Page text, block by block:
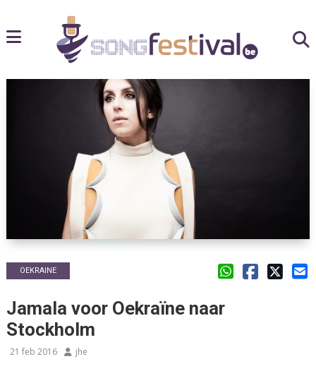
OEKRAINE
Jamala voor Oekraïne naar
Stockholm
21 feb 2016 jhe